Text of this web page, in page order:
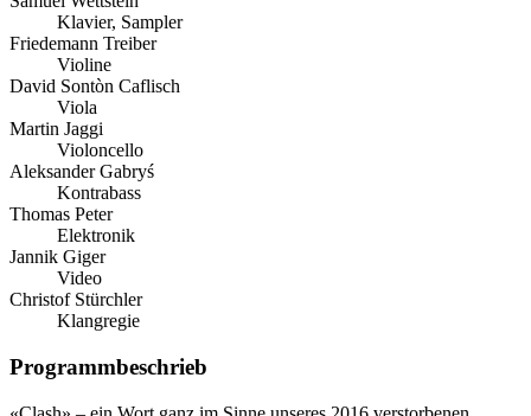
Klavier, Sampler
Friedemann Treiber
Violine
David Sontòn Caflisch
Viola
Martin Jaggi
Violoncello
Aleksander Gabryś
Kontrabass
Thomas Peter
Elektronik
Jannik Giger
Video
Christof Stürchler
Klangregie
Programm­beschrieb